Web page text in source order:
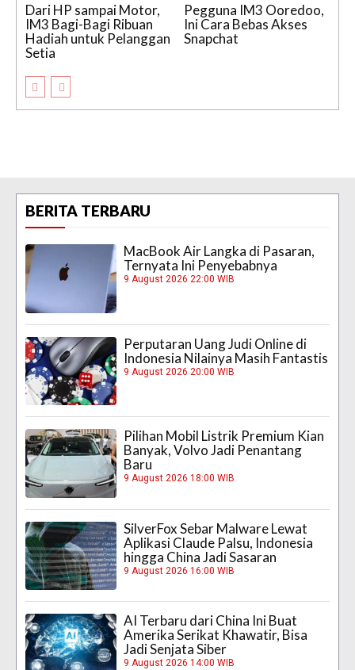
Dari HP sampai Motor,
IM3 Bagi-Bagi Ribuan
Hadiah untuk Pelanggan
Setia
Pegguna IM3 Ooredoo,
Ini Cara Bebas Akses
Snapchat
BERITA TERBARU
MacBook Air Langka di Pasaran,
Ternyata Ini Penyebabnya
9 August 2026 22:00 WIB
Perputaran Uang Judi Online di
Indonesia Nilainya Masih Fantastis
9 August 2026 20:00 WIB
Pilihan Mobil Listrik Premium Kian
Banyak, Volvo Jadi Penantang
Baru
9 August 2026 18:00 WIB
SilverFox Sebar Malware Lewat
Aplikasi Claude Palsu, Indonesia
hingga China Jadi Sasaran
9 August 2026 16:00 WIB
AI Terbaru dari China Ini Buat
Amerika Serikat Khawatir, Bisa
Jadi Senjata Siber
9 August 2026 14:00 WIB